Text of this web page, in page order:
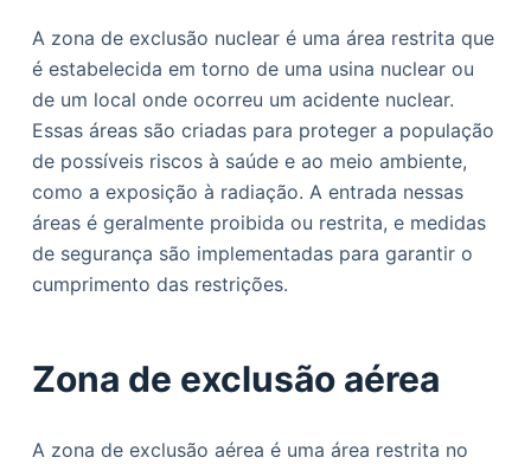
A zona de exclusão nuclear é uma área restrita que
é estabelecida em torno de uma usina nuclear ou
de um local onde ocorreu um acidente nuclear.
Essas áreas são criadas para proteger a população
de possíveis riscos à saúde e ao meio ambiente,
como a exposição à radiação. A entrada nessas
áreas é geralmente proibida ou restrita, e medidas
de segurança são implementadas para garantir o
cumprimento das restrições.
Zona de exclusão aérea
A zona de exclusão aérea é uma área restrita no